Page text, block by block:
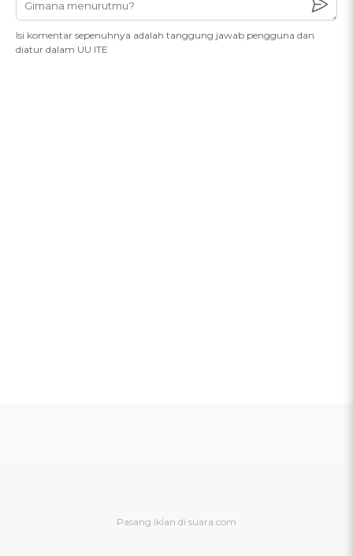
Isi komentar sepenuhnya adalah tanggung jawab pengguna dan
diatur dalam UU ITE